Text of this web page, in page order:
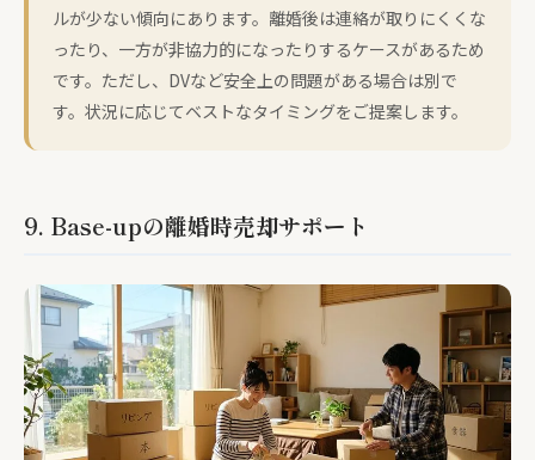
ルが少ない傾向にあります。離婚後は連絡が取りにくくな
ったり、一方が非協力的になったりするケースがあるため
です。ただし、DVなど安全上の問題がある場合は別で
す。状況に応じてベストなタイミングをご提案します。
9. Base-upの離婚時売却サポート